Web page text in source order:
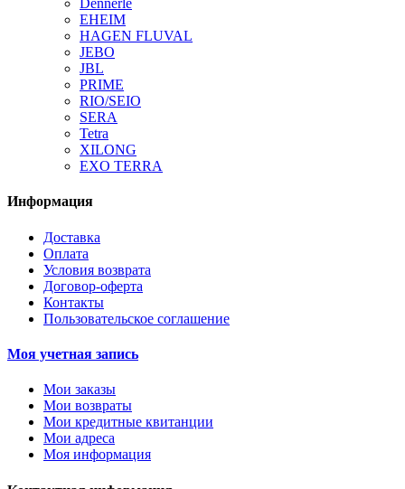
Dennerle
EHEIM
HAGEN FLUVAL
JEBO
JBL
PRIME
RIO/SEIO
SERA
Tetra
XILONG
EXO TERRA
Информация
Доставка
Оплата
Условия возврата
Договор-оферта
Контакты
Пользовательское соглашение
Моя учетная запись
Мои заказы
Мои возвраты
Мои кредитные квитанции
Мои адреса
Моя информация